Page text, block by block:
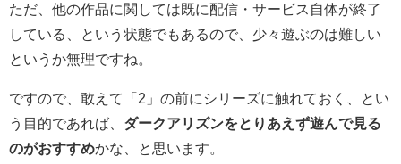
ただ、他の作品に関しては既に配信・サービス自体が終了
している、という状態でもあるので、少々遊ぶのは難しい
というか無理ですね。
ですので、敢えて「2」の前にシリーズに触れておく、とい
う目的であれば、 ダークアリズンをとりあえず遊んで見る
のがおすすめかな、と思います。